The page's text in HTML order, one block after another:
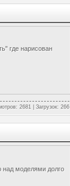
где нарисован
2681 | Загрузок: 266 |
над моделями долго